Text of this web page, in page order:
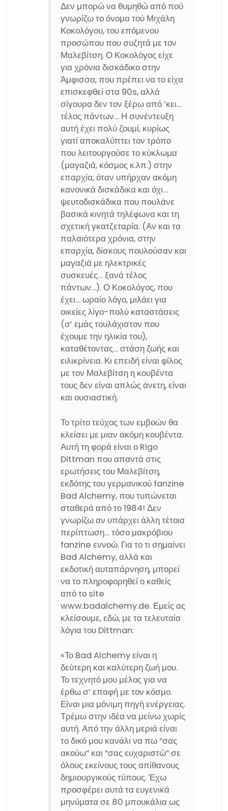
Δεν μπορώ να θυμηθώ από πού
γνωρίζω το όνομα τού Μιχάλη
Κοκολόγου, του επόμενου
προσώπου που συζητά με τον
Μαλεβίτση. Ο Κοκολόγος είχε
για χρόνια δισκάδικο στην
Άμφισσα, που πρέπει να το είχα
επισκεφθεί στα 90s, αλλά
σίγουρα δεν τον ξέρω από ’κει…
τέλος πάντων… Η συνέντευξη
αυτή έχει πολύ ζουμί, κυρίως
γιατί αποκαλύπτει τον τρόπο
που λειτουργούσε το κύκλωμα
(μαγαζιά, κόσμος κ.λπ.) στην
επαρχία, όταν υπήρχαν ακόμη
κανονικά δισκάδικα και όχι…
ψευτοδισκάδικα που πουλάνε
βασικά κινητά τηλέφωνα και τη
σχετική γκατζεταρία. (Αν και τα
παλαιότερα χρόνια, στην
επαρχία, δίσκους πουλούσαν και
μαγαζιά με ηλεκτρικές
συσκευές… ξανά τέλος
πάντων…). Ο Κοκολόγος, που
έχει… ωραίο λόγο, μιλάει για
οικείες λίγο-πολύ καταστάσεις
(σ’ εμάς τουλάχιστον που
έχουμε την ηλικία του),
καταθέτοντας… στάση ζωής και
ειλικρίνεια. Κι επειδή είναι φίλος
με τον Μαλεβίτση η κουβέντα
τους δεν είναι απλώς άνετη, είναι
και ουσιαστική.
Το τρίτο τεύχος των εμβοών θα
κλείσει με μιαν ακόμη κουβέντα.
Αυτή τη φορά είναι ο Rigo
Dittman που απαντά στις
ερωτήσεις του Μαλεβίτση,
εκδότης του γερμανικού fanzine
Bad Alchemy, που τυπώνεται
σταθερά από το 1984! Δεν
γνωρίζω αν υπάρχει άλλη τέτοια
περίπτωση… τόσο μακρόβιου
fanzine εννοώ. Για το τι σημαίνει
Bad Alchemy, αλλά και
εκδοτική αυταπάρνηση, μπορεί
να το πληροφορηθεί ο καθείς
από το site
www.badalchemy.de. Εμείς ας
κλείσουμε, εδώ, με τα τελευταία
λόγια του Dittman:
«Το Bad Alchemy είναι η
δεύτερη και καλύτερη ζωή μου.
Το τεχνητό μου μέλος για να
έρθω σ’ επαφή με τον κόσμο.
Είναι μια μόνιμη πηγή ενέργειας.
Τρέμω στην ιδέα να μείνω χωρίς
αυτή. Από την άλλη μεριά είναι
το δικό μου κανάλι να πω “σας
ακούω” και “σας ευχαριστώ” σε
όλους εκείνους τους απίθανους
δημιουργικούς τύπους. Έχω
προσφέρει αυτά τα ευγενικά
μηνύματα σε 80 μπουκάλια ως